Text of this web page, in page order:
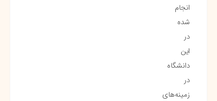
انجام
شده
در
این
دانشگاه
در
زمینه‌های